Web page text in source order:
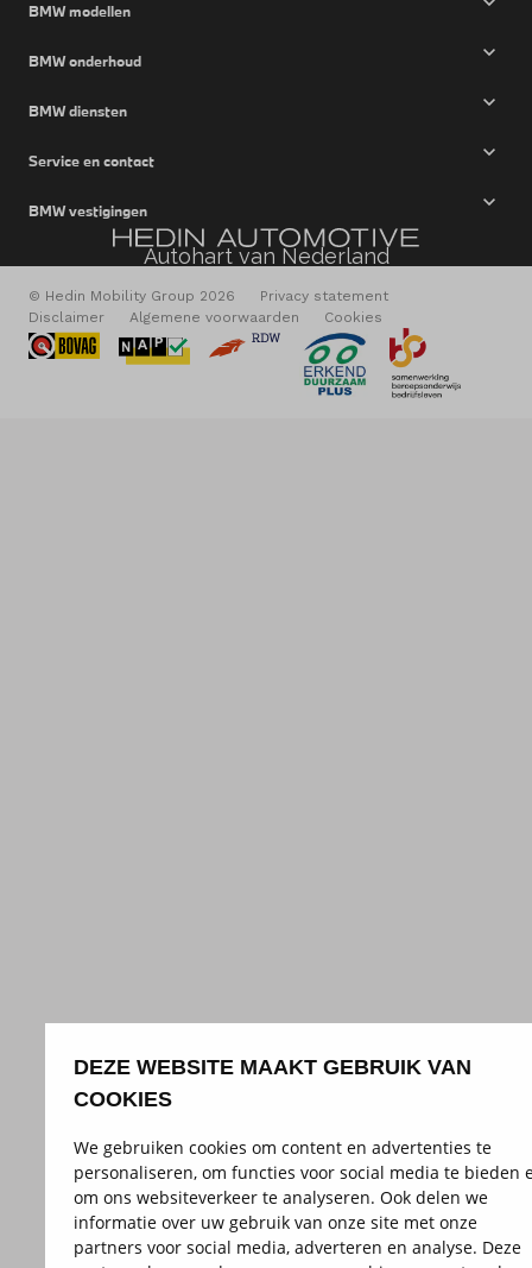
DEZE WEBSITE MAAKT GEBRUIK VAN
COOKIES
We gebruiken cookies om content en advertenties te
personaliseren, om functies voor social media te bieden
om ons websiteverkeer te analyseren. Ook delen we
informatie over uw gebruik van onze site met onze
partners voor social media, adverteren en analyse. Deze
BMW modellen
BMW onderhoud
BMW diensten
Service en contact
BMW vestigingen
Autohart van Nederland
© Hedin Mobility Group 2026
Privacy statement
Disclaimer
Algemene voorwaarden Cookies